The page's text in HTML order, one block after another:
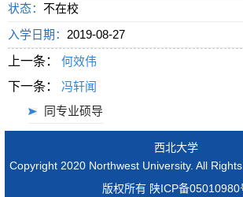
状态：不在校
入学日期： 2019-08-27
上一条：
何效伟
下一条：
冯轩闻
同专业硕导
西北大学
Copyright 2020 Northwest University. All
版权所有 陕ICP备05010980